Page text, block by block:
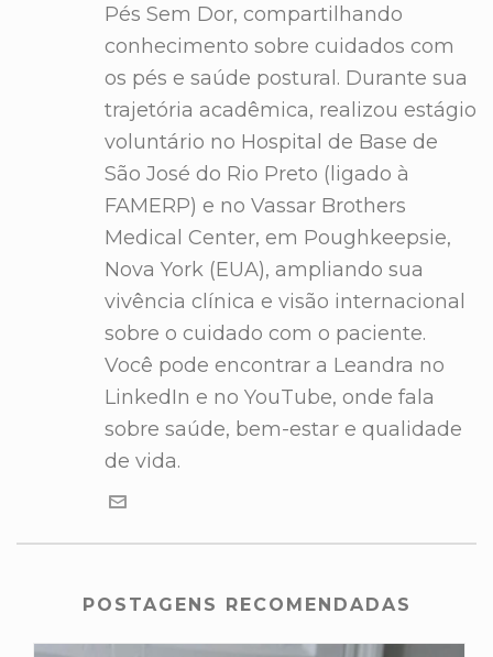
Pés Sem Dor, compartilhando
conhecimento sobre cuidados com
os pés e saúde postural. Durante sua
trajetória acadêmica, realizou estágio
voluntário no Hospital de Base de
São José do Rio Preto (ligado à
FAMERP) e no Vassar Brothers
Medical Center, em Poughkeepsie,
Nova York (EUA), ampliando sua
vivência clínica e visão internacional
sobre o cuidado com o paciente.
Você pode encontrar a Leandra no
LinkedIn e no YouTube, onde fala
sobre saúde, bem-estar e qualidade
de vida.
POSTAGENS RECOMENDADAS